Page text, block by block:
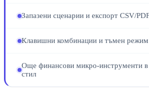
Запазени сценарии и експорт CSV/
Клавишни комбинации и тъмен режим
Още финансови микро-инструменти в
стил